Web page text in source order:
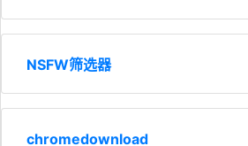
NSFW筛选器
chromedownload